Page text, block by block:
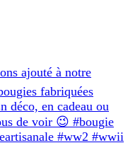
ajouté à notre
fabriquées
en cadeau ou
de voir 😉 #bougie
#ww2 #wwii